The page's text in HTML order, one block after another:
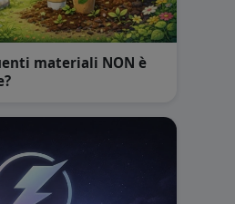
materiali NON è